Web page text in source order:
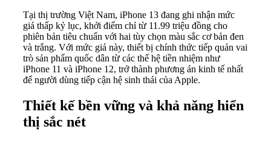
Tại thị trường Việt Nam, iPhone 13 đang ghi nhận mức
giá thấp kỷ lục, khởi điểm chỉ từ 11.99 triệu đồng cho
phiên bản tiêu chuẩn với hai tùy chọn màu sắc cơ bản đen
và trắng. Với mức giá này, thiết bị chính thức tiếp quản vai
trò sản phẩm quốc dân từ các thế hệ tiền nhiệm như
iPhone 11 và iPhone 12, trở thành phương án kinh tế nhất
để người dùng tiếp cận hệ sinh thái của Apple.
Thiết kế bền vững và khả năng hiển
thị sắc nét